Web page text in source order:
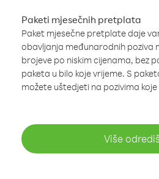
Paketi mjesečnih pretplata
Paket mjesečne pretplate daje
obavljanja međunarodnih poziva
brojeve po niskim cijenama, bez
paketa u bilo koje vrijeme. S
možete uštedjeti na pozivima
Više